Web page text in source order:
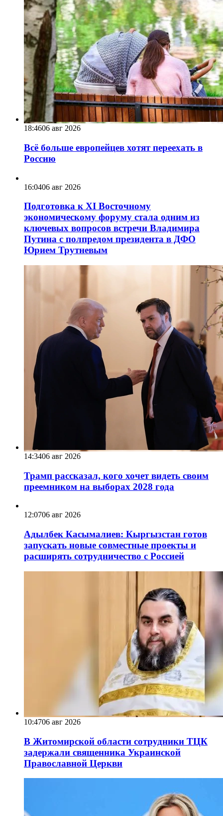
18:4606 авг 2026
Всё больше европейцев хотят переехать в
Россию
16:0406 авг 2026
Подготовка к XI Восточному
экономическому форуму стала одним из
ключевых вопросов встречи Владимира
Путина с полпредом президента в ДФО
Юрием Трутневым
14:3406 авг 2026
Трамп рассказал, кого хочет видеть своим
преемником на выборах 2028 года
12:0706 авг 2026
Адылбек Касымалиев: Кыргызстан готов
запускать новые совместные проекты и
расширять сотрудничество с Россией
10:4706 авг 2026
В Житомирской области сотрудники ТЦК
задержали священника Украинской
Православной Церкви